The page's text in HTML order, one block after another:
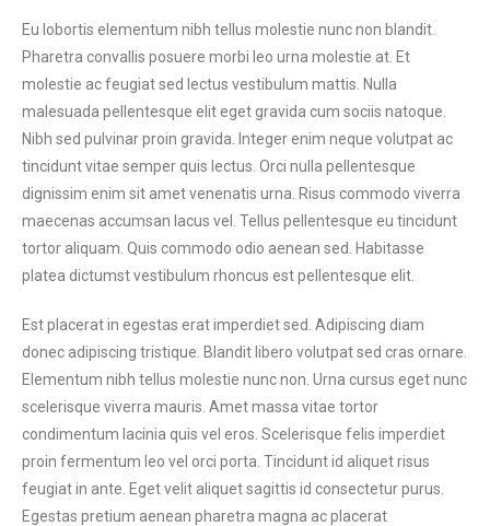
Eu lobortis elementum nibh tellus molestie nunc non blandit.
Pharetra convallis posuere morbi leo urna molestie at. Et
molestie ac feugiat sed lectus vestibulum mattis. Nulla
malesuada pellentesque elit eget gravida cum sociis natoque.
Nibh sed pulvinar proin gravida. Integer enim neque volutpat ac
tincidunt vitae semper quis lectus. Orci nulla pellentesque
dignissim enim sit amet venenatis urna. Risus commodo viverra
maecenas accumsan lacus vel. Tellus pellentesque eu tincidunt
tortor aliquam. Quis commodo odio aenean sed. Habitasse
platea dictumst vestibulum rhoncus est pellentesque elit.
Est placerat in egestas erat imperdiet sed. Adipiscing diam
donec adipiscing tristique. Blandit libero volutpat sed cras ornare.
Elementum nibh tellus molestie nunc non. Urna cursus eget nunc
scelerisque viverra mauris. Amet massa vitae tortor
condimentum lacinia quis vel eros. Scelerisque felis imperdiet
proin fermentum leo vel orci porta. Tincidunt id aliquet risus
feugiat in ante. Eget velit aliquet sagittis id consectetur purus.
Egestas pretium aenean pharetra magna ac placerat